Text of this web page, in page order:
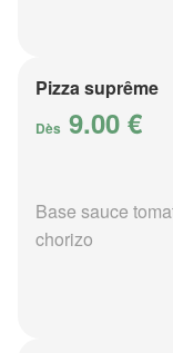
Pizza suprême
Dès 9.00 €
Base sauce
chorizo